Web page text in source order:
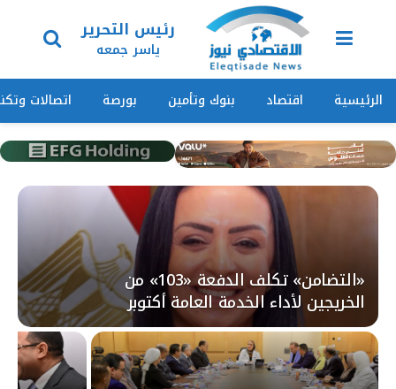
رئيس التحرير
ياسر جمعه
الرئيسية اقتصاد بنوك وتأمين بورصة اتصالات
«التضامن» تكلف الدفعة «103» من
الخريجين لأداء الخدمة العامة أكتوبر
المقبل